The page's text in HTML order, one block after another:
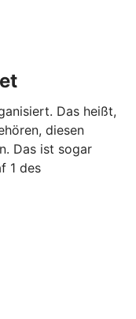
Das heißt,
diesen
Das ist sogar
1 des